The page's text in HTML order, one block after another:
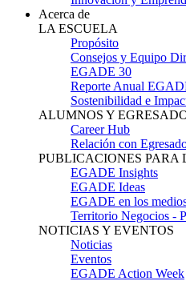
Acerca de
LA ESCUELA
Propósito
Consejos y Equipo
EGADE 30
Reporte Anual
Sostenibilidad e
ALUMNOS Y
Career Hub
Relación con
PUBLICACIONES PARA
EGADE Insights
EGADE Ideas
EGADE en los
Territorio Negocios -
NOTICIAS Y EVENTOS
Noticias
Eventos
EGADE Action Week